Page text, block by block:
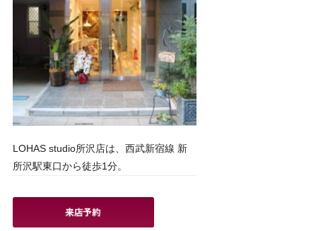
LOHAS studio所沢店は、西武新宿線 新
所沢駅東口から徒歩1分。